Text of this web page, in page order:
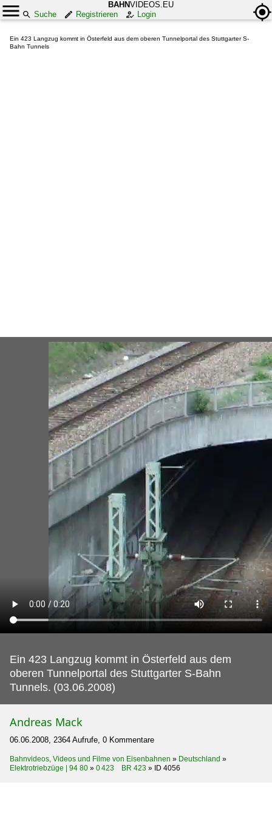
BAHNVIDEOS.EU
Suche
Registrieren Login
Ein 423 Langzug kommt in Österfeld aus dem oberen Tunnelportal des Stuttgarter S-
Bahn Tunnels
Ein 423 Langzug kommt in Österfeld aus dem
oberen Tunnelportal des Stuttgarter S-Bahn
Tunnels. (03.06.2008)
Andreas Mack
06.06.2008, 2364 Aufrufe, 0 Kommentare
Bahnvideos, Videos und Filme von Eisenbahnen » Deutschland »
Elektrotriebzüge | 94 80 » 0 423 BR 423 » ID 4056